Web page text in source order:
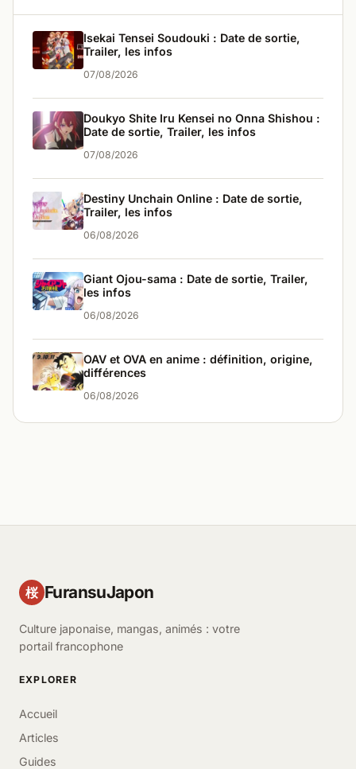
Isekai Tensei Soudouki : Date de sortie,
Trailer, les infos
07/08/2026
Doukyo Shite Iru Kensei no Onna Shishou :
Date de sortie, Trailer, les infos
07/08/2026
Destiny Unchain Online : Date de sortie,
Trailer, les infos
06/08/2026
Giant Ojou-sama : Date de sortie, Trailer,
les infos
06/08/2026
OAV et OVA en anime : définition, origine,
différences
06/08/2026
桜 FuransuJapon
Culture japonaise, mangas, animés : votre
portail francophone
EXPLORER
Accueil
Articles
Guides